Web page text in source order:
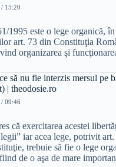
15:20
1995 este o lege organică, în
art. 73 din Constituţia
organizarea şi
să nu fie interzis mersul pe
| theodosie.ro
/ 09:46
că exercitarea acestei
iar acea lege, potrivit
trebuie să fie o lege
de o aşa de mare